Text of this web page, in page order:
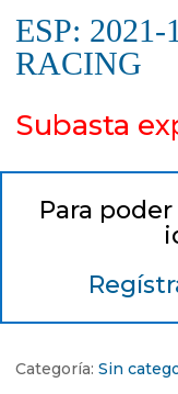
ESP:
RACING
Subasta
Para
Categoría: Sin